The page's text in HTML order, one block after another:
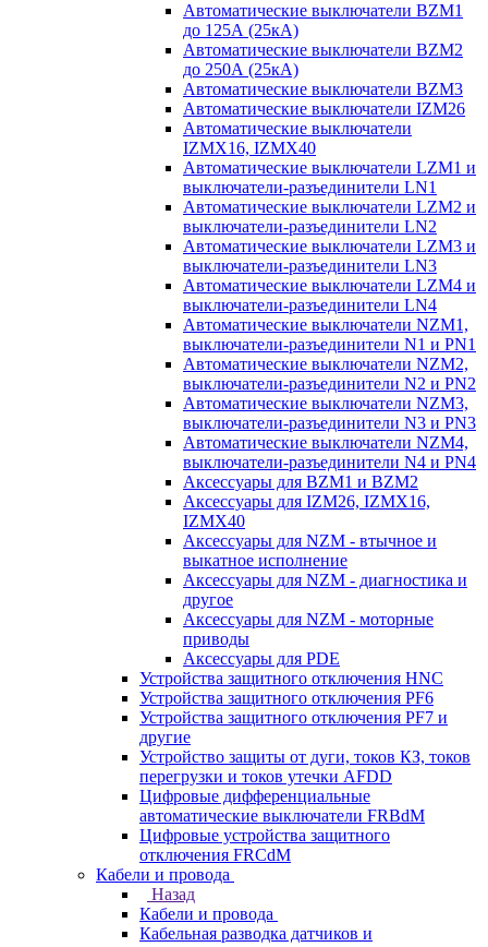
Автоматические выключатели BZM1
до 125А (25кА)
Автоматические выключатели BZM2
до 250А (25кА)
Автоматические выключатели BZM3
Автоматические выключатели IZM26
Автоматические выключатели
IZMX16, IZMX40
Автоматические выключатели LZM1 и
выключатели-разъединители LN1
Автоматические выключатели LZM2 и
выключатели-разъединители LN2
Автоматические выключатели LZM3 и
выключатели-разъединители LN3
Автоматические выключатели LZM4 и
выключатели-разъединители LN4
Автоматические выключатели NZM1,
выключатели-разъединители N1 и PN1
Автоматические выключатели NZM2,
выключатели-разъединители N2 и PN2
Автоматические выключатели NZM3,
выключатели-разъединители N3 и PN3
Автоматические выключатели NZM4,
выключатели-разъединители N4 и PN4
Аксессуары для BZM1 и BZM2
Аксессуары для IZM26, IZMX16,
IZMX40
Аксессуары для NZM - втычное и
выкатное исполнение
Аксессуары для NZM - диагностика и
другое
Аксессуары для NZM - моторные
приводы
Аксессуары для PDE
Устройства защитного отключения HNC
Устройства защитного отключения PF6
Устройства защитного отключения PF7 и
другие
Устройство защиты от дуги, токов КЗ, токов
перегрузки и токов утечки AFDD
Цифровые дифференциальные
автоматические выключатели FRBdM
Цифровые устройства защитного
отключения FRCdM
Кабели и провода
Назад
Кабели и провода
Кабельная разводка датчиков и